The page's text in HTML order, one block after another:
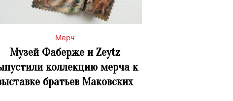
Мерч
Музей Фаберже и Zeytz
коллекцию мерча к
братьев Маковских